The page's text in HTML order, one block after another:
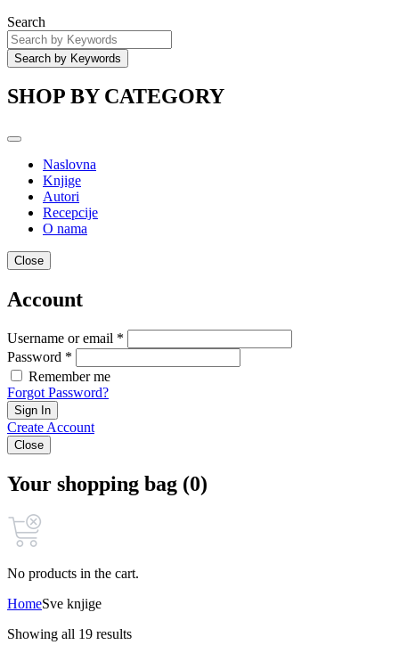
Search
SHOP BY CATEGORY
Naslovna
Knjige
Autori
Recepcije
O nama
Close
Account
Username or email *
Password *
Remember me
Forgot Password?
Sign In
Create Account
Close
Your shopping bag (0)
No products in the cart.
HomeSve knjige
Showing all 19 results